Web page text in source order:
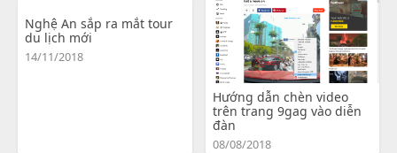
Nghệ An sắp ra mắt tour
du lịch mới
14/11/2018
Hướng dẫn chèn video
trên trang 9gag vào diễn
đàn
08/08/2018